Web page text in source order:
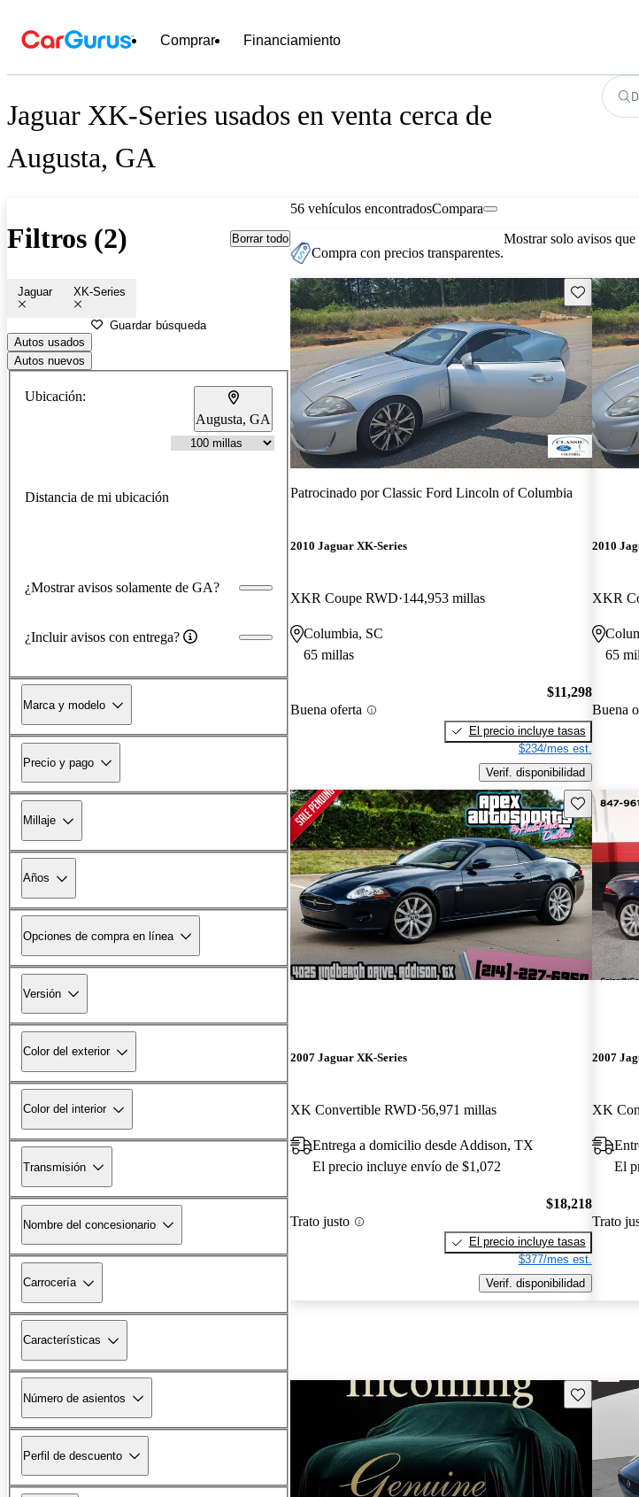
Comprar Financiamiento
Jaguar XK-Series usados en venta cerca de
Augusta, GA
Filtros (2) Borrar todo
Jaguar XK-Series
Guardar búsqueda
Autos usados
Autos nuevos
Ubicación:
Augusta, GA
Distancia de mi ubicación
¿Mostrar avisos solamente de GA?
¿Incluir avisos con entrega?
Marca y modelo
Precio y pago
Millaje
Años
Opciones de compra en línea
Versión
Color del exterior
Color del interior
Transmisión
Nombre del concesionario
Carrocería
Características
Número de asientos
Perfil de descuento
56 vehículos encontradosCompara
Compra con precios transparentes.
Mostrar solo avisos
Guarda este
Patrocinado porClassic Ford Lincoln of Columbia
2010 Jaguar XK-Series
XKR Coupe RWD 144,953 millas
Columbia, SC
65 millas
Buena oferta
$11,298
El precio incluye tasas
$234/mes est.
Verif. disponibilidad
2010
XKR
65
Buena
Guarda este
2007 Jaguar XK-Series
XK Convertible RWD 56,971 millas
Entrega a domicilio desde Addison, TX
El precio incluye envío de $1,072
Trato justo
$18,218
El precio incluye tasas
$377/mes est.
Verif. disponibilidad
2007
XK
El
Trato
Guarda este